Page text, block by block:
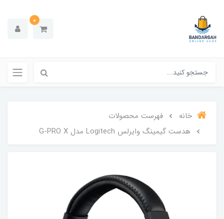
0
خانه
فهرست محصولات
هدست گیمینگ وایرلس Logitech مدل G-PRO X